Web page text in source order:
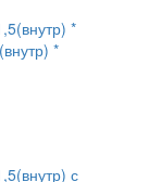
*